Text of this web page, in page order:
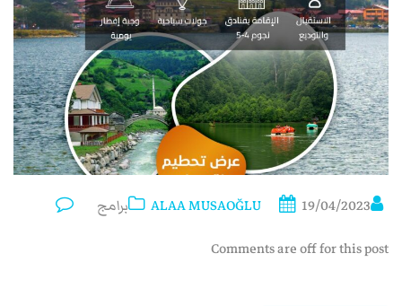
ALAA MUSAOĞLU 19/04/2023
برامج
Comments are off for this post